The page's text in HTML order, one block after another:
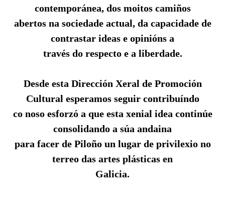
contemporánea, dos moitos camiños
abertos na sociedade actual, da capacidade de
contrastar ideas e opinións a
través do respecto e a liberdade.
Desde esta Dirección Xeral de Promoción
Cultural esperamos seguir contribuíndo
co noso esforzó a que esta xenial idea continúe
consolidando a súa andaina
para facer de Piloño un lugar de privilexio no
terreo das artes plásticas en
Galicia.